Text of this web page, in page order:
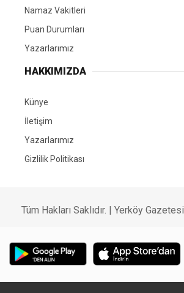
Namaz Vakitleri
Puan Durumları
Yazarlarımız
HAKKIMIZDA
Künye
İletişim
Yazarlarımız
Gizlilik Politikası
Tüm Hakları Saklıdır. | Yerköy Gazetesi